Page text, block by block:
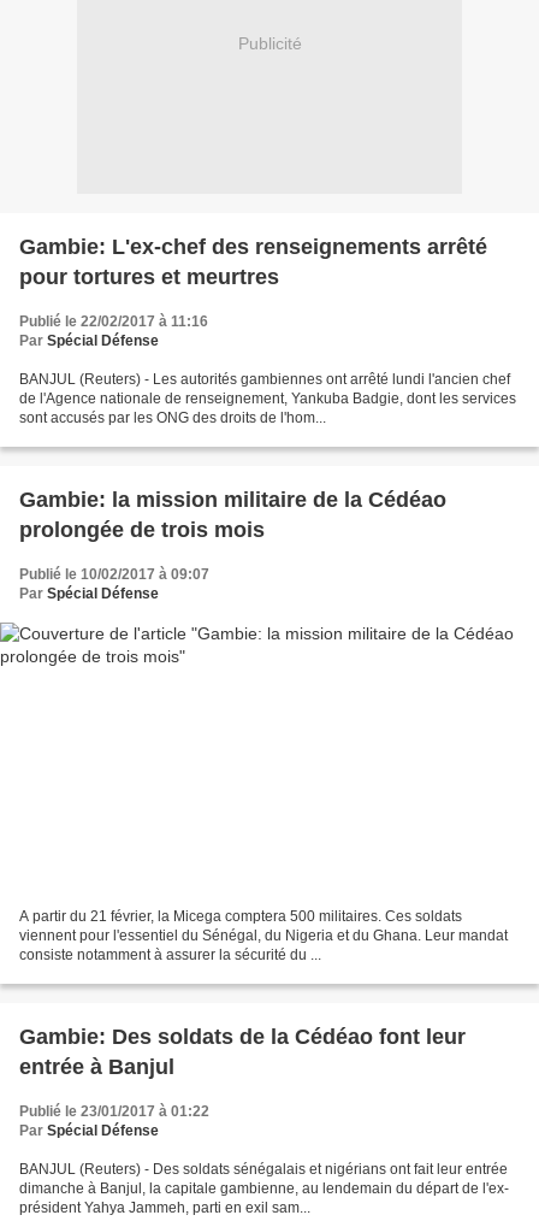
Publicité
Gambie: L'ex-chef des renseignements arrêté
pour tortures et meurtres
Publié le 22/02/2017 à 11:16
Par Spécial Défense
BANJUL (Reuters) - Les autorités gambiennes ont arrêté lundi l'ancien chef
de l'Agence nationale de renseignement, Yankuba Badgie, dont les services
sont accusés par les ONG des droits de l'hom...
Gambie: la mission militaire de la Cédéao
prolongée de trois mois
Publié le 10/02/2017 à 09:07
Par Spécial Défense
A partir du 21 février, la Micega comptera 500 militaires. Ces soldats
viennent pour l'essentiel du Sénégal, du Nigeria et du Ghana. Leur mandat
consiste notamment à assurer la sécurité du ...
Gambie: Des soldats de la Cédéao font leur
entrée à Banjul
Publié le 23/01/2017 à 01:22
Par Spécial Défense
BANJUL (Reuters) - Des soldats sénégalais et nigérians ont fait leur entrée
dimanche à Banjul, la capitale gambienne, au lendemain du départ de l'ex-
président Yahya Jammeh, parti en exil sam...